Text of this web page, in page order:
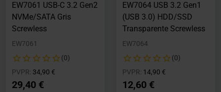
EW7061 USB-C 3.2 Gen2
NVMe/SATA Gris
Screwless
EW7061
(0)
PVPR: Precio rebajado desde
34,90 €
29,40 €
EW7064 USB 3.2 Gen1
(USB 3.0) HDD/SSD
Transparente Screwless
EW7064
(0)
PVPR: Precio rebajado desde
14,90 €
12,60 €